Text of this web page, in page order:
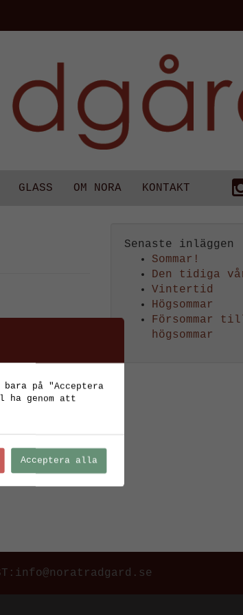
GLASS OM NORA KONTAKT
Senaste inläggen
Sommar!
Den tidiga
Vintertid
Högsommar
Försommar
högsommar
info@noratradgard.se
på "Acceptera
genom att
Acceptera alla